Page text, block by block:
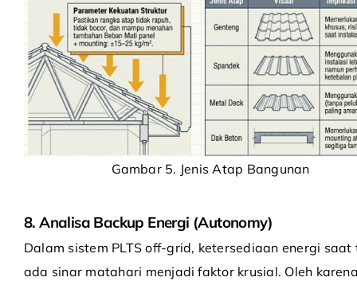
Gambar 5. Jenis Atap Bangunan
8. Analisa Backup Energi (Autonomy)
Dalam sistem PLTS off-grid, ketersediaan energi saat
ada sinar matahari menjadi faktor krusial. Oleh